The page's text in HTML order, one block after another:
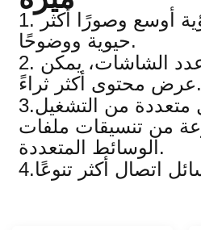
1. توفر زاوية رؤية أوسع وصورًا أكثر
حيوية ووضوحًا.
2. من خلال زيادة عدد الشاشات، يمكن
عرض محتوى أكثر ثراءً.
3.يدعم أشكال متعددة من التشغيل
من تنسيقات ملفات
الوسائط المتعددة.